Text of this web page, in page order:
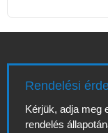
Rendelési
Kérjük, adja meg
rendelés